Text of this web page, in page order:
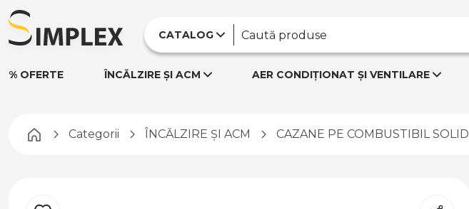
CATALOG
% OFERTE ÎNCĂLZIRE ȘI ACM AER CONDIȚIONAT ȘI VENTILARE
Pagina principală
Categorii ÎNCĂLZIRE ȘI ACM CAZANE PE COMBUSTIBIL SOLID